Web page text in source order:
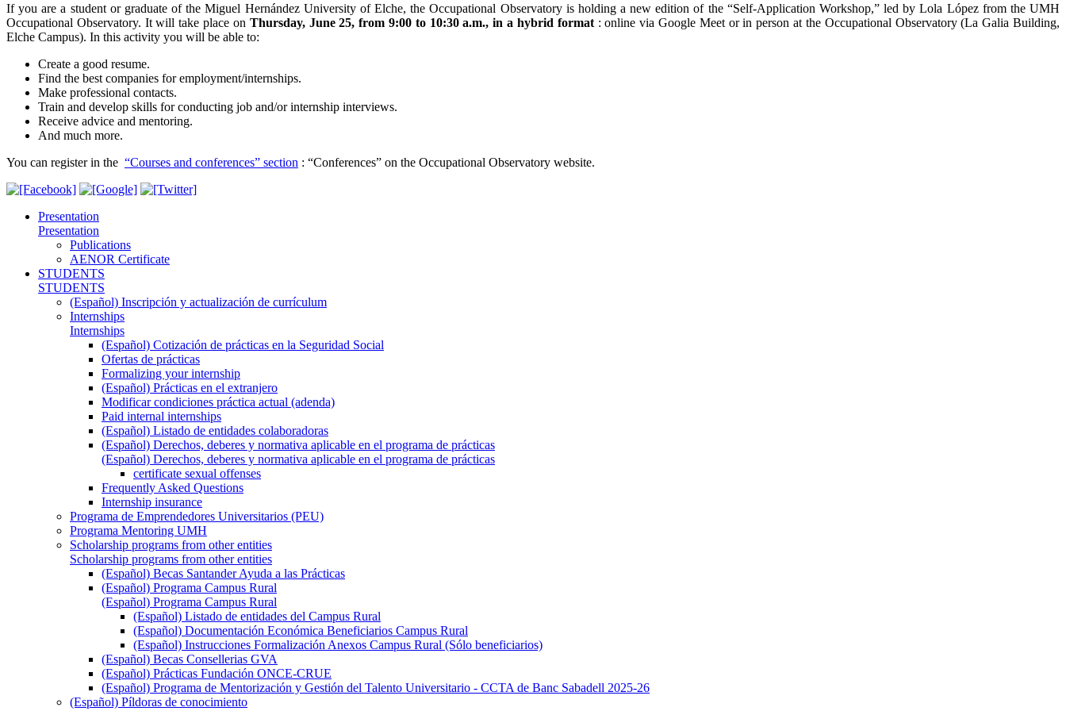
If you are a student or graduate of the Miguel Hernández University of Elche, the Occupational Observatory is holding a new edition of the “Self-Application Workshop,” led by Lola López from the UMH
Occupational Observatory. It will take place on Thursday, June 25, from 9:00 to 10:30 a.m., in a hybrid format: online via Google Meet or in person at the Occupational Observatory (La Galia Building,
Elche Campus). In this activity you will be able to:
Create a good resume.
Find the best companies for employment/internships.
Make professional contacts.
Train and develop skills for conducting job and/or internship interviews.
Receive advice and mentoring.
And much more.
You can register in the “Courses and conferences” section : “Conferences” on the Occupational Observatory website.
Presentation
Presentation
Publications
AENOR Certificate
STUDENTS
STUDENTS
(Español) Inscripción y actualización de currículum
Internships
Internships
(Español) Cotización de prácticas en la Seguridad Social
Ofertas de prácticas
Formalizing your internship
(Español) Prácticas en el extranjero
Modificar condiciones práctica actual (adenda)
Paid internal internships
(Español) Listado de entidades colaboradoras
(Español) Derechos, deberes y normativa aplicable en el programa de prácticas
(Español) Derechos, deberes y normativa aplicable en el programa de prácticas
certificate sexual offenses
Frequently Asked Questions
Internship insurance
Programa de Emprendedores Universitarios (PEU)
Programa Mentoring UMH
Scholarship programs from other entities
Scholarship programs from other entities
(Español) Becas Santander Ayuda a las Prácticas
(Español) Programa Campus Rural
(Español) Programa Campus Rural
(Español) Listado de entidades del Campus Rural
(Español) Documentación Económica Beneficiarios Campus Rural
(Español) Instrucciones Formalización Anexos Campus Rural (Sólo beneficiarios)
(Español) Becas Consellerias GVA
(Español) Prácticas Fundación ONCE-CRUE
(Español) Programa de Mentorización y Gestión del Talento Universitario - CCTA de Banc Sabadell 2025-26
(Español) Píldoras de conocimiento